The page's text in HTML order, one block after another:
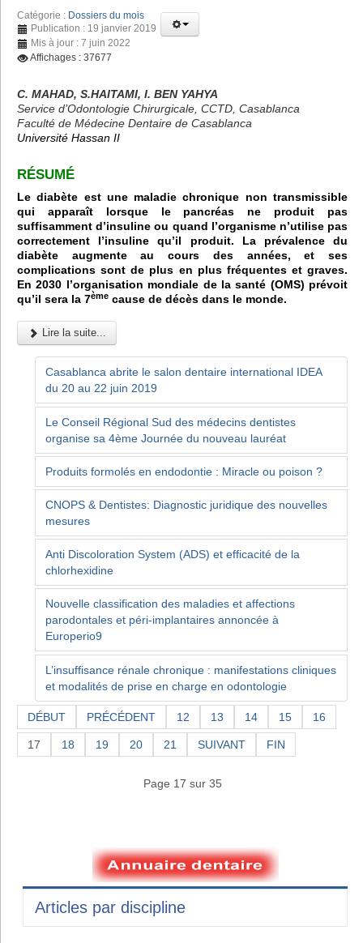
Catégorie : Dossiers du mois
Publication : 19 janvier 2019
Mis à jour : 7 juin 2022
Affichages : 37677
C. MAHAD, S.HAITAMI, I. BEN YAHYA
Service d’Odontologie Chirurgicale, CCTD, Casablanca
Faculté de Médecine Dentaire de Casablanca
Université Hassan II
RÉSUMÉ
Le diabète est une maladie chronique non transmissible
qui apparaît lorsque le pancréas ne produit pas
suffisamment d’insuline ou quand l’organisme n’utilise pas
correctement l’insuline qu’il produit. La prévalence du
diabète augmente au cours des années, et ses
complications sont de plus en plus fréquentes et graves.
En 2030 l’organisation mondiale de la santé (OMS) prévoit
qu’il sera la 7ème cause de décès dans le monde.
Lire la suite...
Casablanca abrite le salon dentaire international IDEA
du 20 au 22 juin 2019
Le Conseil Régional Sud des médecins dentistes
organise sa 4ème Journée du nouveau lauréat
Produits formolés en endodontie : Miracle ou poison ?
CNOPS & Dentistes: Diagnostic juridique des nouvelles
mesures
Anti Discoloration System (ADS) et efficacité de la
chlorhexidine
Nouvelle classification des maladies et affections
parodontales et péri-implantaires annoncée à
Europerio9
L’insuffisance rénale chronique : manifestations cliniques
et modalités de prise en charge en odontologie
DÉBUT PRÉCÉDENT 12 13 14 15 16
17 18 19 20 21 SUIVANT FIN
Page 17 sur 35
Articles par discipline